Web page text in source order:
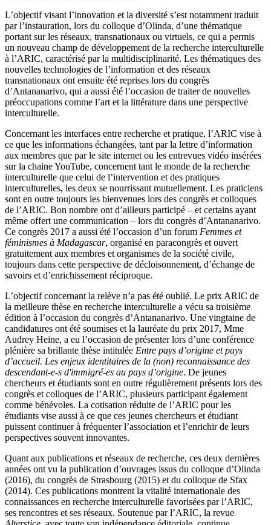
L’objectif visant l’innovation et la diversité s’est notamment traduit
par l’instauration, lors du colloque d’Olinda, d’une thématique
portant sur les réseaux, transnationaux ou virtuels, ce qui a permis
un nouveau champ de développement de la recherche interculturelle
à l’ARIC, caractérisé par la multidisciplinarité. Les thématiques des
nouvelles technologies de l’information et des réseaux
transnationaux ont ensuite été reprises lors du congrès
d’Antananarivo, qui a aussi été l’occasion de traiter de nouvelles
préoccupations comme l’art et la littérature dans une perspective
interculturelle.
Concernant les interfaces entre recherche et pratique, l’ARIC vise à
ce que les informations échangées, tant par la lettre d’information
aux membres que par le site internet ou les entrevues vidéo insérées
sur la chaine YouTube, concernent tant le monde de la recherche
interculturelle que celui de l’intervention et des pratiques
interculturelles, les deux se nourrissant mutuellement. Les praticiens
sont en outre toujours les bienvenues lors des congrès et colloques
de l’ARIC. Bon nombre ont d’ailleurs participé – et certains ayant
même offert une communication – lors du congrès d’Antananarivo.
Ce congrès 2017 a aussi été l’occasion d’un forum Femmes et
féminismes à Madagascar, organisé en paracongrès et ouvert
gratuitement aux membres et organismes de la société civile,
toujours dans cette perspective de décloisonnement, d’échange de
savoirs et d’enrichissement réciproque.
L’objectif concernant la relève n’a pas été oublié. Le prix ARIC de
la meilleure thèse en recherche interculturelle a vécu sa troisième
édition à l’occasion du congrès d’Antananarivo. Une vingtaine de
candidatures ont été soumises et la lauréate du prix 2017, Mme
Audrey Heine, a eu l’occasion de présenter lors d’une conférence
plénière sa brillante thèse intitulée Entre pays d’origine et pays
d’accueil. Les enjeux identitaires de la (non) reconnaissance des
descendant-e-s d'immigré-es au pays d’origine. De jeunes
chercheurs et étudiants sont en outre régulièrement présents lors des
congrès et colloques de l’ARIC, plusieurs participant également
comme bénévoles. La cotisation réduite de l’ARIC pour les
étudiants vise aussi à ce que ces jeunes chercheurs et étudiant
puissent continuer à fréquenter l’association et l’enrichir de leurs
perspectives souvent innovantes.
Quant aux publications et réseaux de recherche, ces deux dernières
années ont vu la publication d’ouvrages issus du colloque d’Olinda
(2016), du congrès de Strasbourg (2015) et du colloque de Sfax
(2014). Ces publications montrent la vitalité internationale des
connaissances en recherche interculturelle favorisées par l’ARIC,
ses rencontres et ses réseaux. Soutenue par l’ARIC, la revue